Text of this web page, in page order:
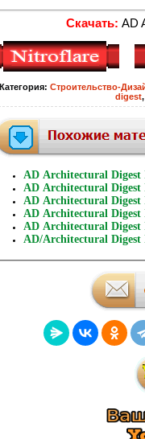
Скачать: AD
Категория: Строительство-
digest
AD Architectural
AD Architectural
AD Architectural
AD Architectural
AD Architectural
AD/Architectural